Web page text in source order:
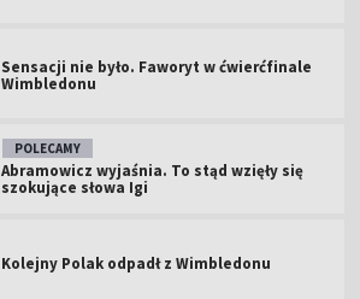
Sensacji nie było. Faworyt w ćwierćfinale
Wimbledonu
POLECAMY
Abramowicz wyjaśnia. To stąd wzięły się
szokujące słowa Igi
Kolejny Polak odpadł z Wimbledonu